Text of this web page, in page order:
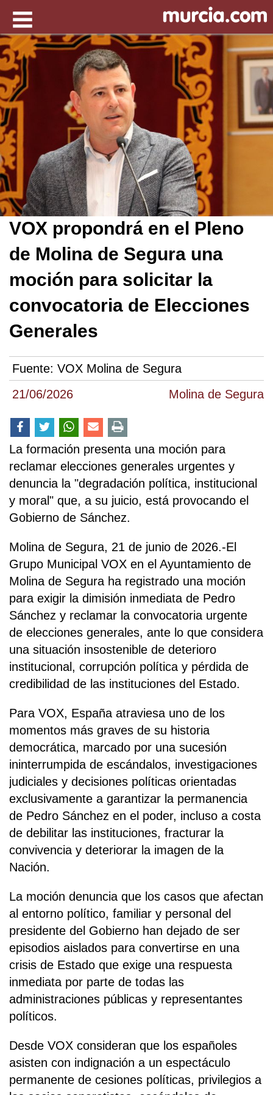
21/06/2026 Molina de Segura
VOX propondrá en el Pleno
de Molina de Segura una
moción para solicitar la
convocatoria de Elecciones
Generales
Fuente: VOX Molina de Segura
La formación presenta una moción para
reclamar elecciones generales urgentes y
denuncia la "degradación política, institucional
y moral" que, a su juicio, está provocando el
Gobierno de Sánchez.
Molina de Segura, 21 de junio de 2026.-El
Grupo Municipal VOX en el Ayuntamiento de
Molina de Segura ha registrado una moción
para exigir la dimisión inmediata de Pedro
Sánchez y reclamar la convocatoria urgente
de elecciones generales, ante lo que considera
una situación insostenible de deterioro
institucional, corrupción política y pérdida de
credibilidad de las instituciones del Estado.
Para VOX, España atraviesa uno de los
momentos más graves de su historia
democrática, marcado por una sucesión
ininterrumpida de escándalos, investigaciones
judiciales y decisiones políticas orientadas
exclusivamente a garantizar la permanencia
de Pedro Sánchez en el poder, incluso a costa
de debilitar las instituciones, fracturar la
convivencia y deteriorar la imagen de la
Nación.
La moción denuncia que los casos que afectan
al entorno político, familiar y personal del
presidente del Gobierno han dejado de ser
episodios aislados para convertirse en una
crisis de Estado que exige una respuesta
inmediata por parte de todas las
administraciones públicas y representantes
políticos.
Desde VOX consideran que los españoles
asisten con indignación a un espectáculo
permanente de cesiones políticas, privilegios a